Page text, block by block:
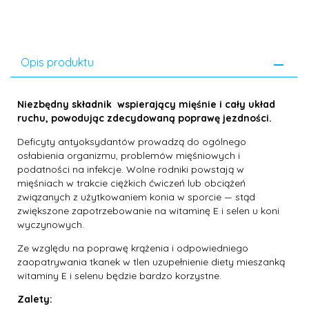
Opis produktu
Niezbędny składnik wspierający mięśnie i cały układ
ruchu, powodując zdecydowaną poprawę jezdności.
Deficyty antyoksydantów prowadzą do ogólnego
osłabienia organizmu, problemów mięśniowych i
podatności na infekcje. Wolne rodniki powstają w
mięśniach w trakcie ciężkich ćwiczeń lub obciążeń
związanych z użytkowaniem konia w sporcie — stąd
zwiększone zapotrzebowanie na witaminę E i selen u koni
wyczynowych.
Ze względu na poprawę krążenia i odpowiedniego
zaopatrywania tkanek w tlen uzupełnienie diety mieszanką
witaminy E i selenu będzie bardzo korzystne.
Zalety: